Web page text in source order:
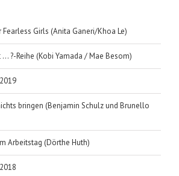
Girls (Anita Ganeri/Khoa Le)
?-Reihe (Kobi Yamada / Mae Besom)
bringen (Benjamin Schulz und Brunello
Arbeitstag (Dörthe Huth)